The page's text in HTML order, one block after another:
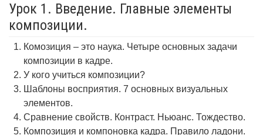
Урок 1. Введение. Главные элементы
композиции.
Комозиция – это наука. Четыре основных задачи
композиции в кадре.
У кого учиться композиции?
Шаблоны восприятия. 7 основных визуальных
элементов.
Сравнение свойств. Контраст. Ньюанс. Тождество.
Композиция и компоновка кадра. Правило ладони.